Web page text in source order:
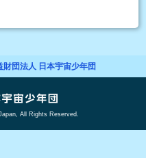
財団法人 日本宇宙少年団
All Rights Reserved.